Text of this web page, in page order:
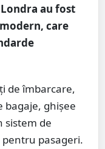
au fost
care
de îmbarcare,
bagaje, ghișee
sistem de
pasageri.